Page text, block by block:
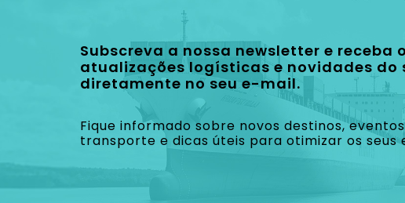
Subscreva a nossa newsletter e receba
atualizações logísticas e novidades do
diretamente no seu e-mail.
Fique informado sobre novos destinos,
transporte e dicas úteis para otimizar os seus